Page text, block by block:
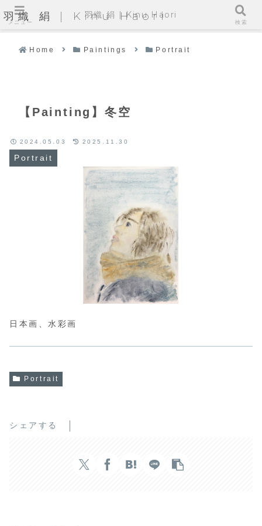
羽織 絹 | Kinu Haori
Home Paintings Portrait
【Painting】冬空
Portrait
2024.05.03 2025.11.30
日本画、水彩画
Portrait
シェアする
メニュー
羽織 絹 | Kinu Haori
検索